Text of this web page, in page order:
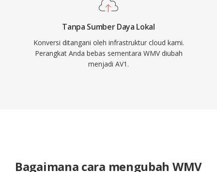
Tanpa Sumber Daya Lokal
Konversi ditangani oleh infrastruktur cloud kami.
Perangkat Anda bebas sementara WMV diubah
menjadi AV1.
Bagaimana cara mengubah WMV